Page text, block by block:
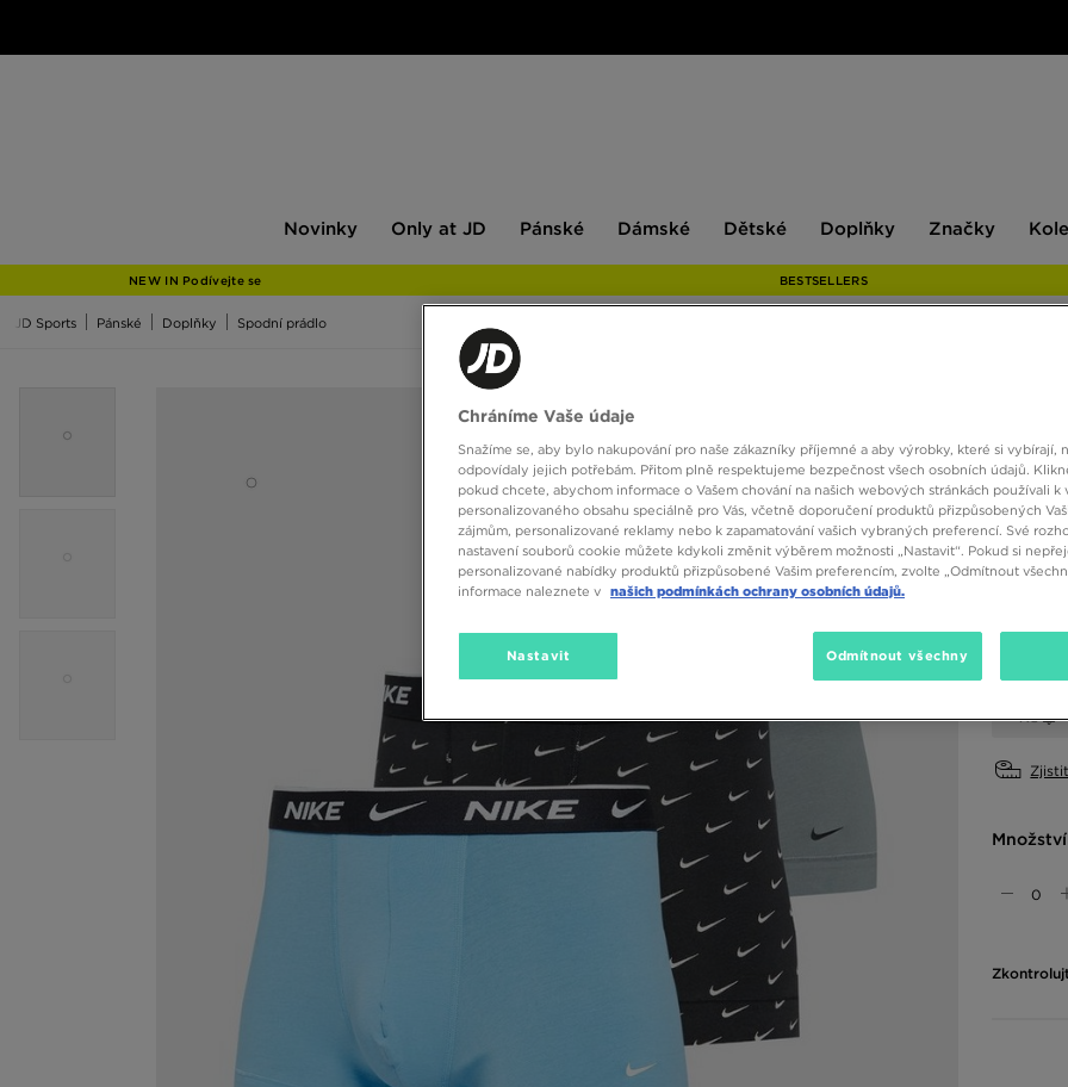
Novinky
JD
Only at JD Pánské Dámské Dětské Doplňky Značky
NEW IN Podívejte se BESTSELLERS
JD Sports Pánské Doplňky Spodní prádlo
NIKE
490
Vyberte
XS
Množství
Chráníme Vaše údaje
Snažíme se, aby bylo nakupování pro naše zákazníky příjemné a aby výrobky, které si vybírají,
odpovídaly jejich potřebám. Přitom plně respektujeme bezpečnost všech osobních údajů.
pokud chcete, abychom informace o Vašem chování na našich webových stránkách používali k
personalizovaného obsahu speciálně pro Vás, včetně doporučení produktů přizpůsobených
zájmům, personalizované reklamy nebo k zapamatování vašich vybraných preferencí. Své
nastavení souborů cookie můžete kdykoli změnit výběrem možnosti „Nastavit“. Pokud si
personalizované nabídky produktů přizpůsobené Vašim preferencím, zvolte „Odmítnout
informace naleznete v našich podmínkách ochrany osobních údajů.
Nastavit Odmítnout všechny